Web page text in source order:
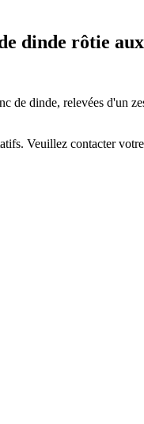
dinde rôtie
de dinde, relevées d'un
Veuillez contacter